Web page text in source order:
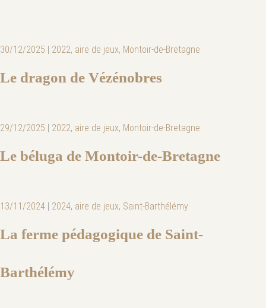
30/12/2025 | 2022, aire de jeux, Montoir-de-Bretagne
Le dragon de Vézénobres
29/12/2025 | 2022, aire de jeux, Montoir-de-Bretagne
Le béluga de Montoir-de-Bretagne
13/11/2024 | 2024, aire de jeux, Saint-Barthélémy
La ferme pédagogique de Saint-
Barthélémy